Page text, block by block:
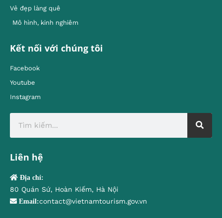
Vẻ đẹp làng quê
Mô hình, kinh nghiêm
Kết nối với chúng tôi
Facebook
Youtube
Instagram
Liên hệ
Địa chỉ:
80 Quán Sứ, Hoàn Kiếm, Hà Nội
Email:contact@vietnamtourism.gov.vn